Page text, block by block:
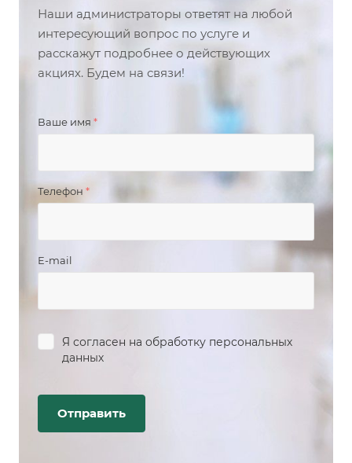
Наши администраторы ответят на любой
интересующий вопрос по услуге и
расскажут подробнее о действующих
акциях. Будем на связи!
Ваше имя *
Телефон *
E-mail
Я согласен на обработку персональных
данных